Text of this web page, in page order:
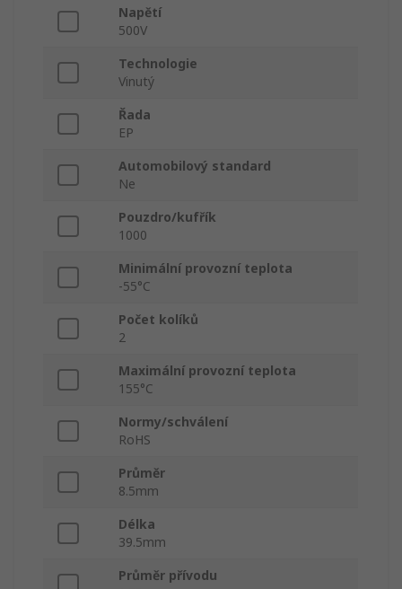
Napětí
500V
Technologie
Vinutý
Řada
EP
Automobilový standard
Ne
Pouzdro/kufřík
1000
Minimální provozní teplota
-55°C
Počet kolíků
2
Maximální provozní teplota
155°C
Normy/schválení
RoHS
Průměr
8.5mm
Délka
39.5mm
Průměr přívodu